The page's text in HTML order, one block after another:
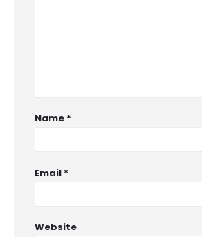
Name *
Email *
Website